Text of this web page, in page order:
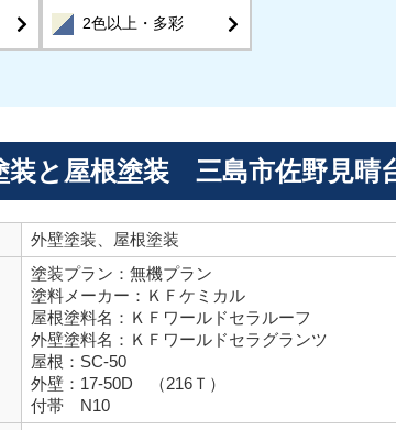
2色以上・多彩
装と屋根塗装 三島市佐野見晴
外壁塗装、屋根塗装
塗装プラン：無機プラン
塗料メーカー：ＫＦケミカル
屋根塗料名：ＫＦワールドセラルーフ
外壁塗料名：ＫＦワールドセラグランツ
屋根：SC-50
外壁：17-50D （216Ｔ）
付帯 N10